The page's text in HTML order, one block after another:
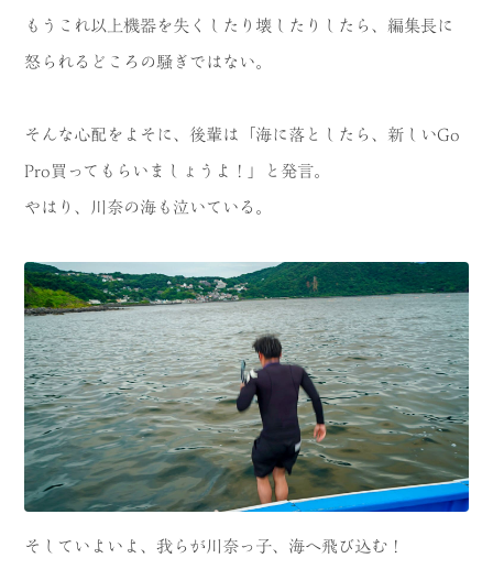
もうこれ以上機器を失くしたり壊したりしたら、編集長に
怒られるどころの騒ぎではない。
そんな心配をよそに、後輩は「海に落としたら、新しいGo
Pro買ってもらいましょうよ！」と発言。
やはり、川奈の海も泣いている。
そしていよいよ、我らが川奈っ子、海へ飛び込む！